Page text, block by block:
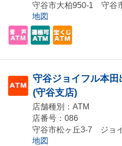
守谷市大柏950-1 守谷
地図
守谷ジョイフル本田
(守谷支店)
店舗種別：ATM
店番号：086
守谷市松ヶ丘3-7 ジョ
地図